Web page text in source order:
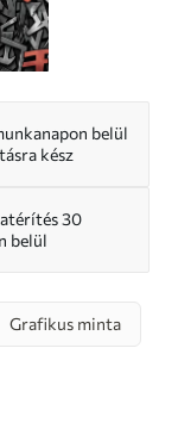
belül
kész
30
belül
Grafikus minta